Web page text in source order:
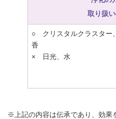
取り扱
○ クリスタルクラスター
香
× 日光、水
※上記の内容は伝承であり、効果